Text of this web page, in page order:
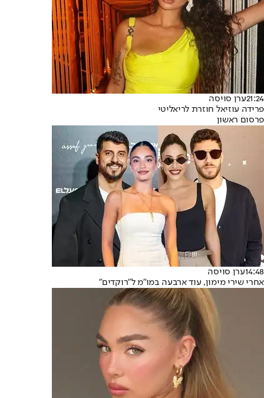
21:24ערן סויסה
פרידה עוזיאל חוזרת לריאליטי
פרסום ראשון
14:48ערן סויסה
אחרי שירי מימון, עוד ארבעה במו"מ ל"רוקדים"